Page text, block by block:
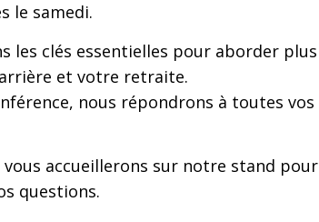
le samedi.
les clés essentielles pour aborder plus
et votre retraite.
nous répondrons à toutes vos
vous accueillerons sur notre stand pour
questions.